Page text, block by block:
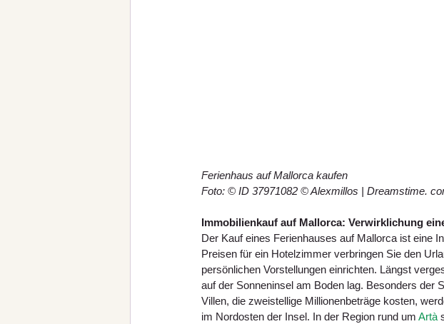
Ferienhaus auf Mallorca kaufen
Foto: © ID 37971082 © Alexmillos | Dreamstime.
Immobilienkauf auf Mallorca: Verwirklichung
Der Kauf eines Ferienhauses auf Mallorca ist eine
Preisen für ein Hotelzimmer verbringen Sie den
persönlichen Vorstellungen einrichten. Längst
auf der Sonneninsel am Boden lag. Besonders der
Villen, die zweistellige Millionenbeträge kosten,
im Nordosten der Insel. In der Region rund um Artà